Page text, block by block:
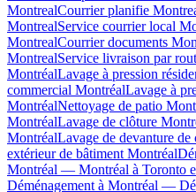
MontrealCourrier planifie
MontrealService courrier local
MontrealCourrier documents
MontrealService livraison par
MontréalLavage à pression
commercial MontréalLavage à
MontréalNettoyage de patio
MontréalLavage de clôture
MontréalLavage de devanture
extérieur de bâtiment Montréal
Montréal — Montréal à Toronto
Déménagement à Montréal —